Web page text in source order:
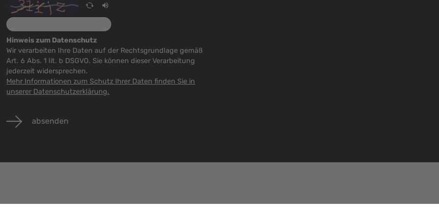
Hinweis zum Datenschutz
Wir verarbeiten Ihre Daten auf der Rechtsgrundlage gemäß
Art. 6 Abs. 1 lit. b DSGVO. Sie können dieser Verarbeitung
jederzeit widersprechen.
Mehr Informationen zum Schutz Ihrer Daten finden Sie in
unserer Datenschutzerklärung.
absenden